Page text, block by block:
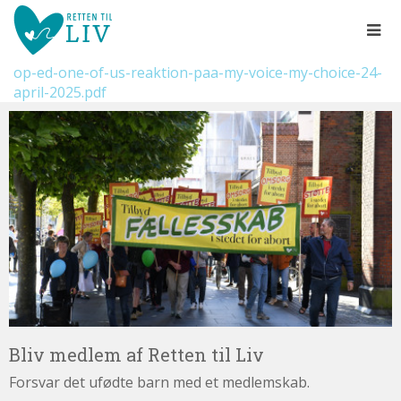
Spring
menu
over
og
gå
til
indholdVend
tilbage
til
forsiden
1.0:
Info
1.1:
Abort
1.2:
Fosterdiagnostik
1.3:
Livets
begyndelse
1.4:
Etik
og
tro
op-ed-one-of-us-reaktion-paa-my-voice-my-choice-24-
april-2025.pdf
Bliv
medlem
af
Retten
til
Liv
Bliv medlem af Retten til Liv
Forsvar det ufødte barn med et medlemskab.